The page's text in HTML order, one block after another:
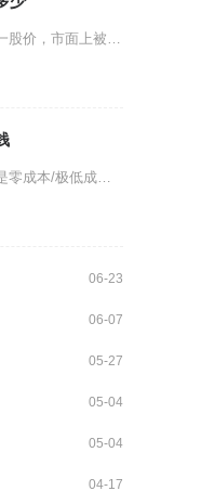
加密货币没有统一股价，市面上被大家称作加密货币股价的标的，主要分为美股加密概念股、A股区块
空气币赚钱核心是零成本/极低成本囤币、借热点拉盘、精准高位出货、快进快出套利，仅项目方、早
06-23
06-07
05-27
05-04
05-04
04-17